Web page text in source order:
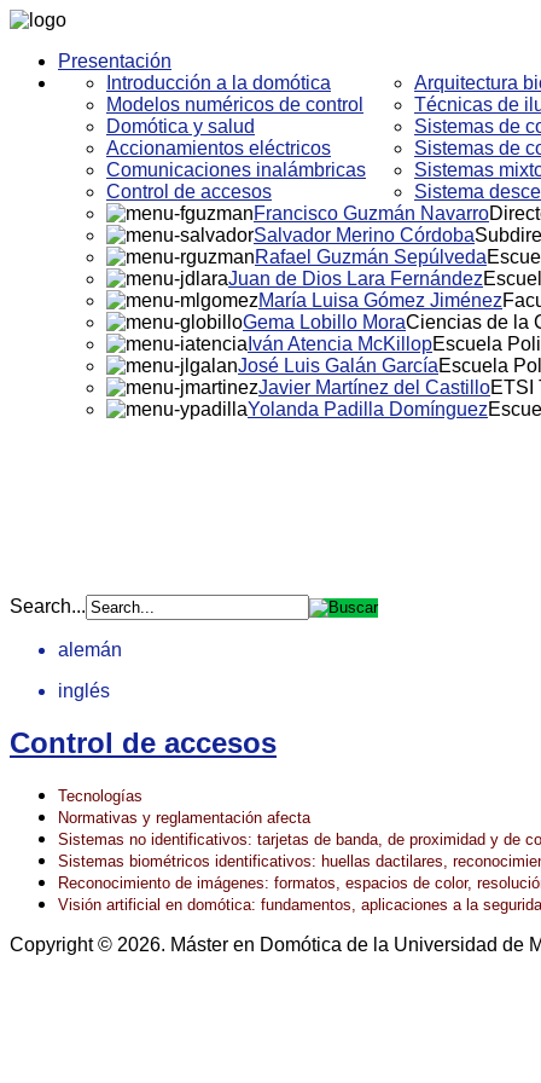
Presentación
Introducción a la domótica
Modelos numéricos de control
Domótica y salud
Accionamientos eléctricos
Comunicaciones inalámbricas
Control de accesos
Arquitectura
Técnicas de
Sistemas de
Sistemas de
Sistemas
Sistema
Francisco Guzmán Navarro
Salvador Merino Córdoba
Rafael Guzmán Sepúlveda
Juan de Dios Lara Fernández
María Luisa Gómez Jiménez
Gema Lobillo MoraCiencias de la
Iván Atencia McKillopEscuela
José Luis Galán GarcíaEscuela
Javier Martínez del CastilloETSI
Yolanda Padilla Domínguez
Search...
alemán
inglés
Control de accesos
Tecnologías
Normativas y reglamentación afecta
Sistemas no identificativos: tarjetas de banda, de proximidad y de
Sistemas biométricos identificativos: huellas dactilares,
Reconocimiento de imágenes: formatos, espacios de color,
Visión artificial en domótica: fundamentos, aplicaciones a la
Copyright © 2026. Máster en Domótica de la Universidad de